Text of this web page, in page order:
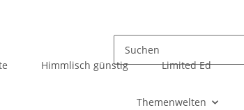
Himmlisch günstig Limited Ed
Themenwelten